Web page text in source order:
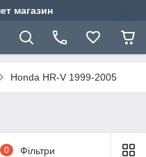
магазин
Honda HR-V 1999-2005
0 Фільтри